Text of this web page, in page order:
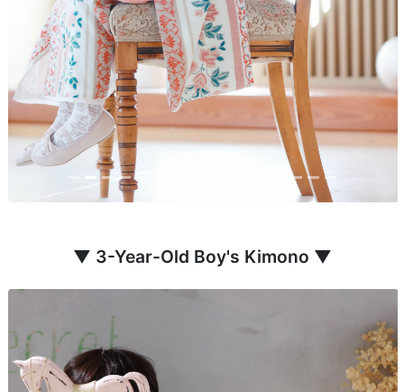
▼ 3-Year-Old Boy's Kimono ▼